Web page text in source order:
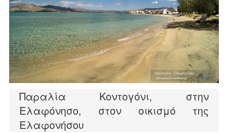
Παραλία Κοντογόνι, στην
Ελαφόνησο, στον οικισμό της
Ελαφονήσου